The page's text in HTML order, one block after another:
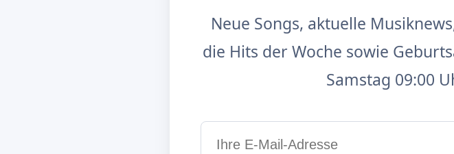
Neue Songs, aktuelle
die Hits der Woche sowie
Samstag 09:00